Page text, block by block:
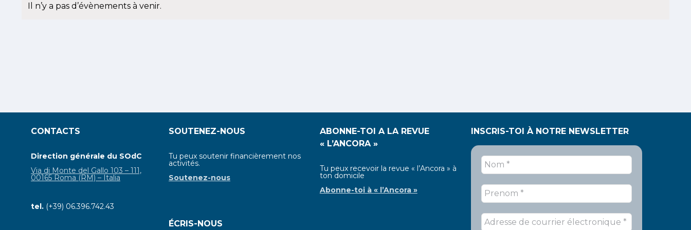
Notice
Il n’y a pas d’évènements à venir.
CONTACTS
Direction générale du SOdC
Via di Monte del Gallo 103 – 111,
00165 Roma (RM) – Italia
tel. (+39) 06.396.742.43
SOUTENEZ-NOUS
Tu peux soutenir financièrement nos
activités.
Soutenez-nous
ÉCRIS-NOUS
ABONNE-TOI A LA REVUE
« L’ANCORA »
Tu peux recevoir la revue « l’Ancora » à
ton domicile
Abonne-toi à « l’Ancora »
INSCRIS-TOI À NOTRE NEWSLETTER